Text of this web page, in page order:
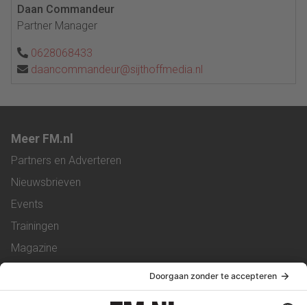
Daan Commandeur
Partner Manager
0628068433
daancommandeur@sijthoffmedia.nl
Meer FM.nl
Partners en Adverteren
Nieuwsbrieven
Events
Trainingen
Magazine
Service & Contact